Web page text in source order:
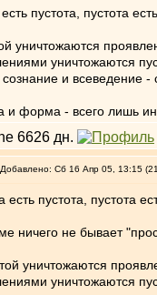
пустота, пустота
уничтожаются
уничтожаются
и всеведение -
и форма - всего лишь
Добавлено: Сб 16 Апр 05, 13:15
пустота, пустота
ничего не бывает
уничтожаются
уничтожаются